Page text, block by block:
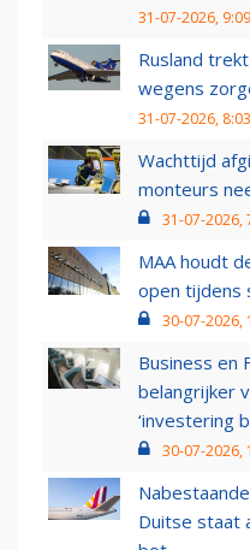
31-07-2026, 9:09
Rusland
wegens
31-07-2026, 8:03
Wachttijd
monteurs
31-07-2026,
MAA houdt
open tijdens
30-07-2026,
Business en
belangrijker
‘investering
30-07-2026,
Duitse staat